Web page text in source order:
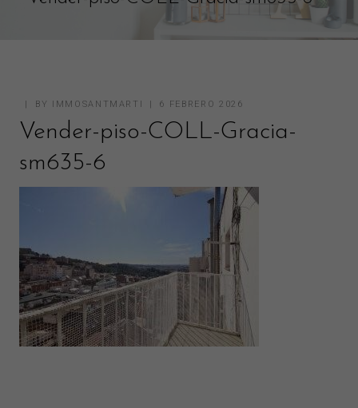
BY IMMOSANTMARTI 6 FEBRERO 2026
Vender-piso-COLL-Gracia-
sm635-6